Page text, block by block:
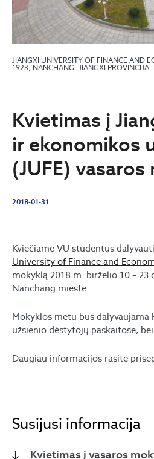
JIANGXI UNIVERSITY OF FINANCE AND
1923, NANCHANG, JIANGXI PROVINCIJA,
Kvietimas į
ir ekonomikos
(JUFE)
2018-01-31
Kviečiame VU studentus
University of Finance and
mokyklą 2018 m. birželio 10 – 23
Nanchang mieste.
Mokyklos metu bus dalyvaujama
užsienio dėstytojų paskaitose, bei
Daugiau informacijos rasite
Susijusi informacija
Kvietimas į vasaros